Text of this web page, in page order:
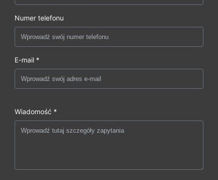
Numer telefonu
E-mail *
Wiadomość *